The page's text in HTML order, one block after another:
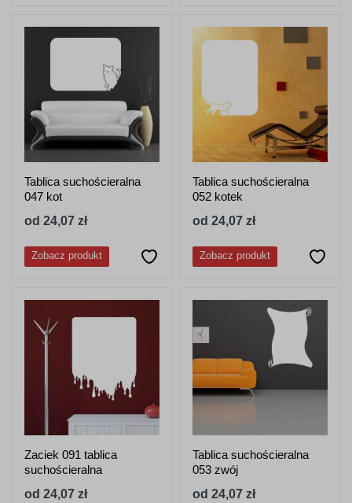
Tablica suchościeralna
047 kot
od 24,07 zł
Zobacz produkt
Tablica suchościeralna
052 kotek
od 24,07 zł
Zobacz produkt
Zaciek 091 tablica
suchościeralna
od 24,07 zł
Tablica suchościeralna
053 zwój
od 24,07 zł